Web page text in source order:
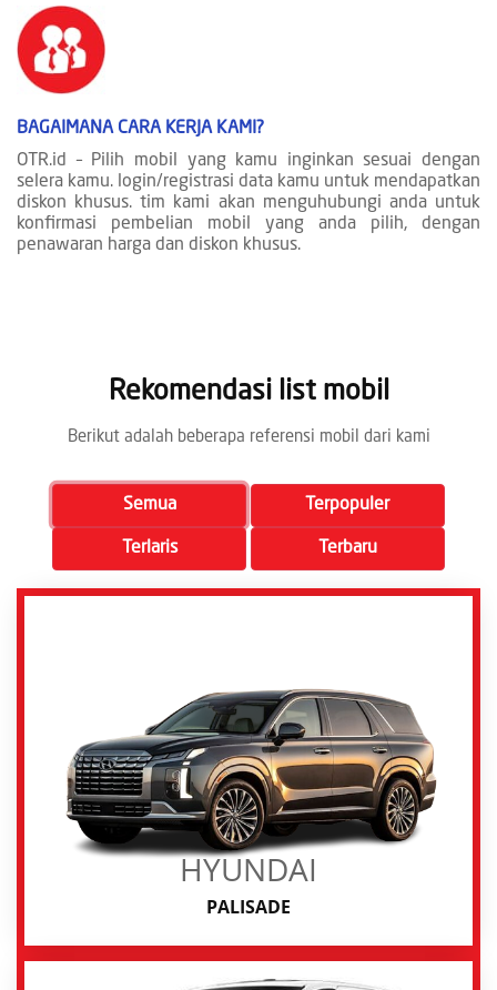
BAGAIMANA CARA KERJA KAMI?
OTR.id – Pilih mobil yang kamu inginkan sesuai dengan
selera kamu. login/registrasi data kamu untuk mendapatkan
diskon khusus. tim kami akan menguhubungi anda untuk
konfirmasi pembelian mobil yang anda pilih, dengan
penawaran harga dan diskon khusus.
Rekomendasi list mobil
Berikut adalah beberapa referensi mobil dari kami
Semua Terpopuler
Terlaris Terbaru
HYUNDAI
PALISADE